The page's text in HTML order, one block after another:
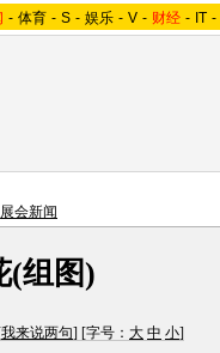
- 体育 - S - 娱乐 - V - 财经 - IT -
展会新闻
(组图)
我来说两句] [字号： 大 中 小]